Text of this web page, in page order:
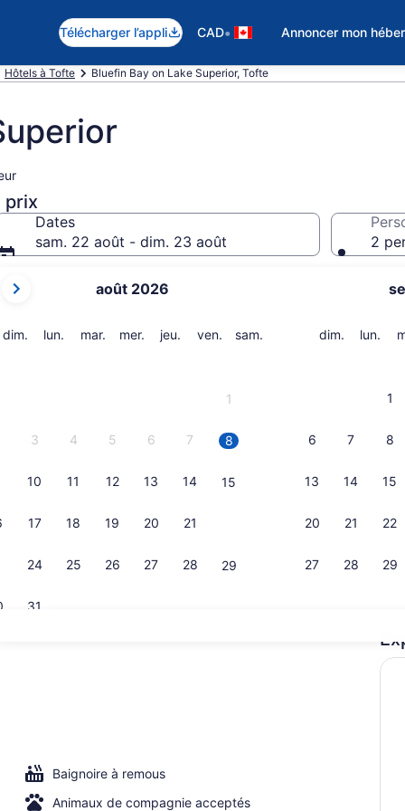
Télécharger l’appli CAD• Annoncer mon
Hôtels à Tofte Bluefin Bay on Lake Superior, Tofte
prix
Dates
sam. 22 août - dim. 23 août
mois
sont
août 2026
dim. dimanche
lun. lundimar. mardi
mer. mercredi
jeu. jeudiven. vendredi
sam.
1
3 4 5 6 7 8
10 11 12 13 14 15
17 18 19 20 21
24 25 26 27 28 29
31
dim. dimanche
lun.
1
6 7 8
13 14 15
20 21 22
27 28 29
2
3
Baignoire à remous
Animaux de compagnie acceptés